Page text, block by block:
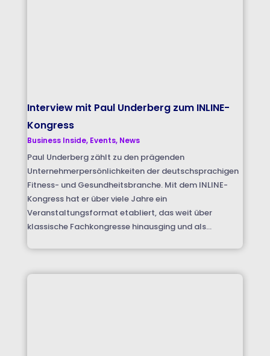
Interview mit Paul Underberg zum INLINE-
Kongress
Business Inside, Events, News
Paul Underberg zählt zu den prägenden
Unternehmerpersönlichkeiten der deutschsprachigen
Fitness- und Gesundheitsbranche. Mit dem INLINE-
Kongress hat er über viele Jahre ein
Veranstaltungsformat etabliert, das weit über
klassische Fachkongresse hinausging und als...